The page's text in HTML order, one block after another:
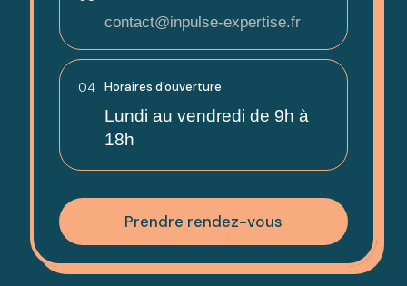
contact@inpulse-expertise.fr
04 Horaires d'ouverture
Lundi au vendredi de 9h à
18h
Prendre rendez-vous